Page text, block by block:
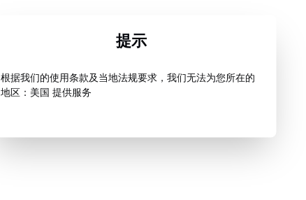
提示
根据我们的使用条款及当地法规要求，我们无法为您所在的
地区：美国 提供服务